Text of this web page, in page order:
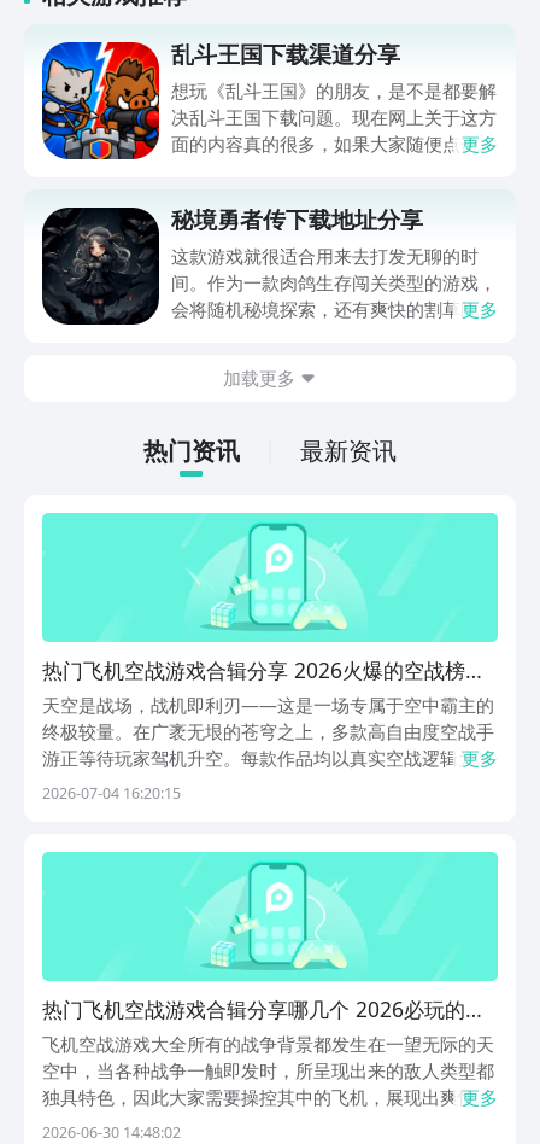
乱斗王国下载渠道分享
想玩《乱斗王国》的朋友，是不是都要解
决乱斗王国下载问题。现在网上关于这方
面的内容真的很多，如果大家随便点击陌
app进行下载会更加方便，九游是手游福
利最多的游戏平台，在这里不仅能够看到
游戏资源，还能及时查看后续的消息、活
动内容等相关信息。
更多
秘境勇者传下载地址分享
这款游戏就很适合用来去打发无聊的时
间。作为一款肉鸽生存闯关类型的游戏，
会将随机秘境探索，还有爽快的割草闯关
接就可以下载。游戏的上手门槛还是比较
打发无聊的时间，可玩性真的比较高。
更多
加载更多
热门资讯 最新资讯
热门飞机空战游戏合辑分享 2026火爆的空战榜单
6before_1
天空是战场，战机即利刃——这是一场专属于空中霸主的
终极较量。在广袤无垠的苍穹之上，多款高自由度空战手
游正等待玩家驾机升空。每款作品均以真实空战逻辑为基
底，融合差异化敌机设计、动态关卡机制与成长型载具系
更多
2026-07-04 16:20:15
热门飞机空战游戏合辑分享哪几个 2026必玩的空
战榜单6before_1
飞机空战游戏大全所有的战争背景都发生在一望无际的天
空中，当各种战争一触即发时，所呈现出来的敌人类型都
独具特色，因此大家需要操控其中的飞机，展现出爽快的
操作模式，可将关卡中所有的敌方全部清除之后就能成功
更多
2026-06-30 14:48:02